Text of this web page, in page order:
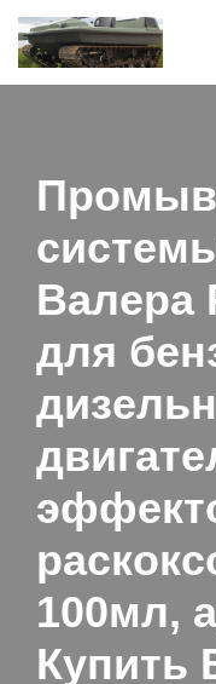
Перейти
Валера
для
100мл,